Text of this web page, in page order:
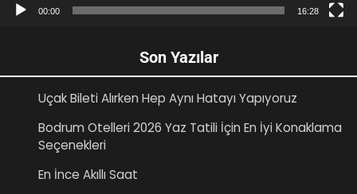
00:00 16:28
Son Yazılar
Uçak Bileti Alırken Hep Aynı Hatayı Yapıyoruz
Bodrum Otelleri 2026 Yaz Tatili İçin En İyi Konaklama
Seçenekleri
En İnce Akıllı Saat